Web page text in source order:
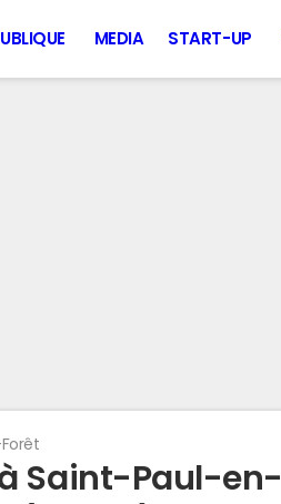
MEDIA START-UP
Saint-Paul-en-